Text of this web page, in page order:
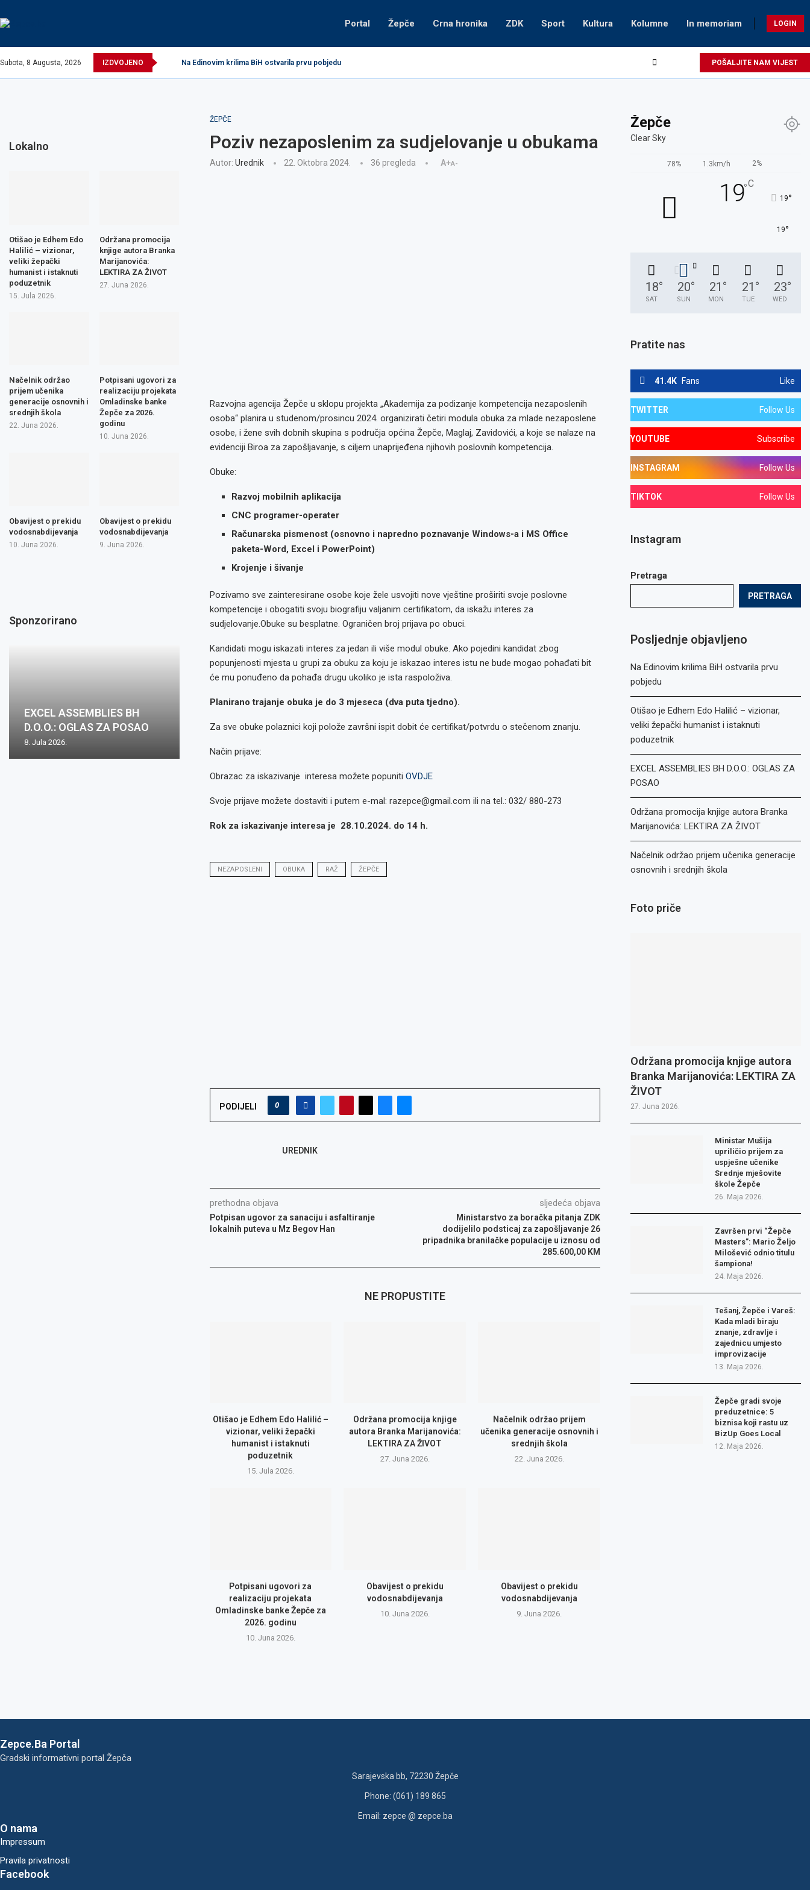
Portal Žepče Crna hronika ZDK Sport Kultura Kolumne In memoriam LOGIN
Subota, 8 Augusta, 2026 IZDVOJENO Na Edinovim krilima BiH ostvarila prvu pobjedu POŠALJITE NAM VIJEST
ŽEPČE
Poziv nezaposlenim za sudjelovanje u obukama
Autor: Urednik 22. Oktobra 2024. 36 pregleda A+A-
Razvojna agencija Žepče u sklopu projekta „Akademija za podizanje kompetencija nezaposlenih
osoba“ planira u studenom/prosincu 2024. organizirati četiri modula obuka za mlade nezaposlene
osobe, i žene svih dobnih skupina s područja općina Žepče, Maglaj, Zavidovići, a koje se nalaze na
evidenciji Biroa za zapošljavanje, s ciljem unaprijeđena njihovih poslovnih kompetencija.
Obuke:
Razvoj mobilnih aplikacija
CNC programer-operater
Računarska pismenost (osnovno i napredno poznavanje Windows-a i MS Office
paketa-Word, Excel i PowerPoint)
Krojenje i šivanje
Pozivamo sve zainteresirane osobe koje žele usvojiti nove vještine proširiti svoje poslovne
kompetencije i obogatiti svoju biografiju valjanim certifikatom, da iskažu interes za
sudjelovanje.Obuke su besplatne. Ograničen broj prijava po obuci.
Kandidati mogu iskazati interes za jedan ili više modul obuke. Ako pojedini kandidat zbog
popunjenosti mjesta u grupi za obuku za koju je iskazao interes istu ne bude mogao pohađati bit
će mu ponuđeno da pohađa drugu ukoliko je ista raspoloživa.
Planirano trajanje obuka je do 3 mjeseca (dva puta tjedno).
Za sve obuke polaznici koji polože završni ispit dobit će certifikat/potvrdu o stečenom znanju.
Način prijave:
Obrazac za iskazivanje interesa možete popuniti OVDJE
Svoje prijave možete dostaviti i putem e-mal: razepce@gmail.com ili na tel.: 032/ 880-273
Rok za iskazivanje interesa je 28.10.2024. do 14 h.
NEZAPOSLENI OBUKA RAŽ ŽEPČE
PODIJELI 0
UREDNIK
prethodna objava
Potpisan ugovor za sanaciju i asfaltiranje
lokalnih puteva u Mz Begov Han
sljedeća objava
Ministarstvo za boračka pitanja ZDK
dodijelilo podsticaj za zapošljavanje 26
pripadnika branilačke populacije u iznosu od
285.600,00 KM
NE PROPUSTITE
Otišao je Edhem Edo Halilić –
vizionar, veliki žepački
humanist i istaknuti
poduzetnik
15. Jula 2026.
Održana promocija knjige
autora Branka Marijanovića:
LEKTIRA ZA ŽIVOT
27. Juna 2026.
Načelnik održao prijem
učenika generacije osnovnih i
srednjih škola
22. Juna 2026.
Potpisani ugovori za
realizaciju projekata
Omladinske banke Žepče za
2026. godinu
10. Juna 2026.
Obavijest o prekidu
vodosnabdijevanja
10. Juna 2026.
Obavijest o prekidu
vodosnabdijevanja
9. Juna 2026.
Žepče
Clear Sky
78% 1.3km/h 2%
19°C
19°
19°
18°
SAT
20°
SUN
21 °
MON
21 °
TUE
23°
WED
Pratite nas
41.4K Fans Like
TWITTER Follow Us
YOUTUBE Subscribe
INSTAGRAM Follow Us
TIKTOK Follow Us
Instagram
Pretraga
PRETRAGA
Posljednje objavljeno
Na Edinovim krilima BiH ostvarila prvu
pobjedu
Otišao je Edhem Edo Halilić – vizionar,
veliki žepački humanist i istaknuti
poduzetnik
EXCEL ASSEMBLIES BH D.O.O.: OGLAS ZA
POSAO
Održana promocija knjige autora Branka
Marijanovića: LEKTIRA ZA ŽIVOT
Načelnik održao prijem učenika generacije
osnovnih i srednjih škola
Foto priče
Održana promocija knjige autora
Branka Marijanovića: LEKTIRA ZA
ŽIVOT
27. Juna 2026.
Ministar Mušija
upriličio prijem za
uspješne učenike
Srednje mješovite
škole Žepče
26. Maja 2026.
Završen prvi “Žepče
Masters”: Mario Željo
Milošević odnio titulu
šampiona!
24. Maja 2026.
Tešanj, Žepče i Vareš:
Kada mladi biraju
znanje, zdravlje i
zajednicu umjesto
improvizacije
13. Maja 2026.
Žepče gradi svoje
preduzetnice: 5
biznisa koji rastu uz
BizUp Goes Local
12. Maja 2026.
Lokalno
Otišao je Edhem Edo
Halilić – vizionar,
veliki žepački
humanist i istaknuti
poduzetnik
15. Jula 2026.
Održana promocija
knjige autora Branka
Marijanovića:
LEKTIRA ZA ŽIVOT
27. Juna 2026.
Načelnik održao
prijem učenika
generacije osnovnih i
srednjih škola
22. Juna 2026.
Potpisani ugovori za
realizaciju projekata
Omladinske banke
Žepče za 2026.
godinu
10. Juna 2026.
Obavijest o prekidu
vodosnabdijevanja
10. Juna 2026.
Obavijest o prekidu
vodosnabdijevanja
9. Juna 2026.
Sponzorirano
EXCEL ASSEMBLIES BH
D.O.O.: OGLAS ZA POSAO
8. Jula 2026.
Zepce.Ba Portal
Gradski informativni portal Žepča
Sarajevska bb, 72230 Žepče
Phone: (061) 189 865
Email: zepce @ zepce.ba
O nama
Impressum
Pravila privatnosti
Facebook